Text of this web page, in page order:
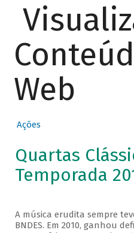
Web
Ações
Quartas
Temporada
A música erudita sempre
BNDES. Em 2010, ganhou